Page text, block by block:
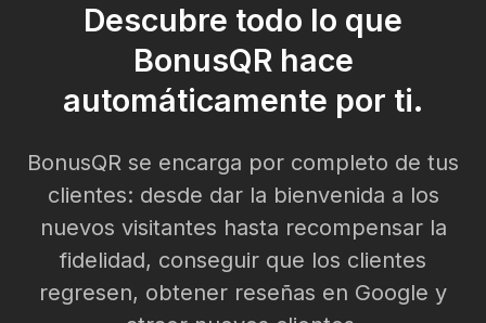
Descubre todo lo que
BonusQR hace
automáticamente por ti.
BonusQR se encarga por completo de tus
clientes: desde dar la bienvenida a los
nuevos visitantes hasta recompensar la
fidelidad, conseguir que los clientes
regresen, obtener reseñas en Google y